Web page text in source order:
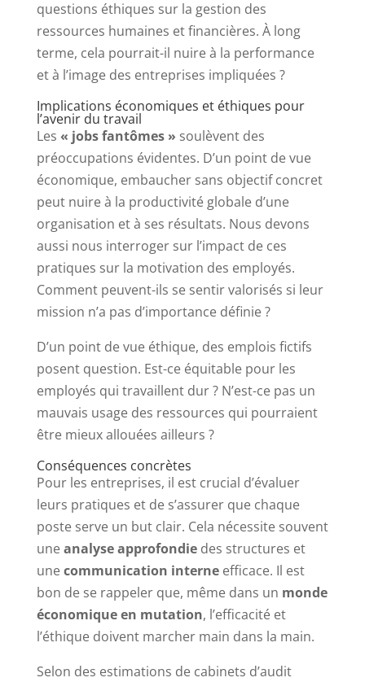
questions éthiques sur la gestion des
ressources humaines et financières. À long
terme, cela pourrait-il nuire à la performance
et à l’image des entreprises impliquées ?
Implications économiques et éthiques pour
l’avenir du travail
Les « jobs fantômes » soulèvent des
préoccupations évidentes. D’un point de vue
économique, embaucher sans objectif concret
peut nuire à la productivité globale d’une
organisation et à ses résultats. Nous devons
aussi nous interroger sur l’impact de ces
pratiques sur la motivation des employés.
Comment peuvent-ils se sentir valorisés si leur
mission n’a pas d’importance définie ?
D’un point de vue éthique, des emplois fictifs
posent question. Est-ce équitable pour les
employés qui travaillent dur ? N’est-ce pas un
mauvais usage des ressources qui pourraient
être mieux allouées ailleurs ?
Conséquences concrètes
Pour les entreprises, il est crucial d’évaluer
leurs pratiques et de s’assurer que chaque
poste serve un but clair. Cela nécessite souvent
uneanalyse approfondiedes structures et
unecommunication interneefficace. Il est
bon de se rappeler que, même dans un monde
économique en mutation, l’efficacité et
l’éthique doivent marcher main dans la main.
Selon des estimations de cabinets d’audit